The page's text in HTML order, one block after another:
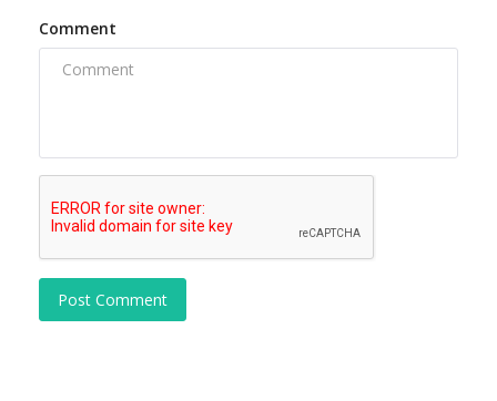
Comment
Post Comment